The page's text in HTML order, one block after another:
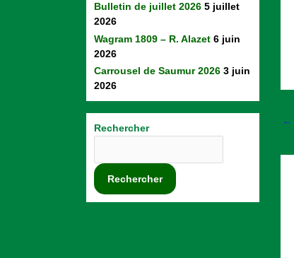
Bulletin de juillet 2026 5 juillet
2026
Wagram 1809 – R. Alazet 6 juin
2026
Carrousel de Saumur 2026 3 juin
2026
Rechercher
Rechercher
←